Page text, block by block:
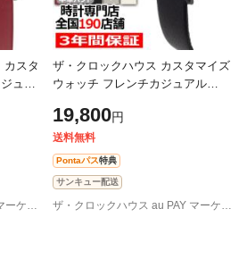
カスタ
ュア
ホワ
ザ・クロックハウス カスタマイズ
ウォッチ フレンチカジュアル
ソーラー 革ベルト ブラック 24時
間計
19,800円
送料無料
Pontaパス特典
サンキュー配送